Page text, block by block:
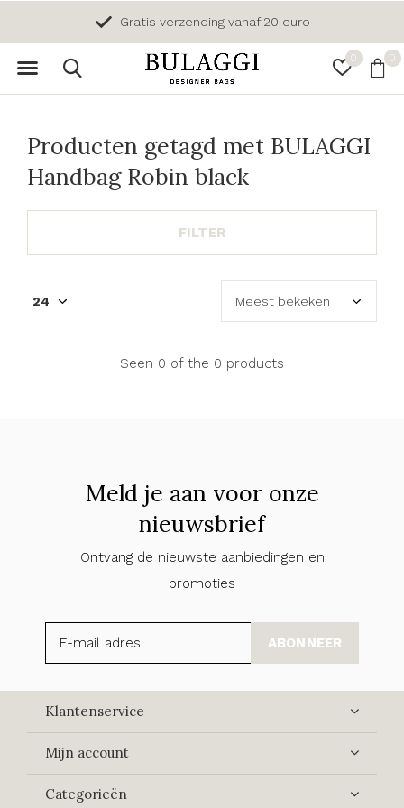
0 0
Gratis verzending vanaf 20 euro
Producten getagd met BULAGGI
Handbag Robin black
FILTER
Seen 0 of the 0 products
Meld je aan voor onze
nieuwsbrief
Ontvang de nieuwste aanbiedingen en
promoties
ABONNEER
Klantenservice
Mijn account
Categorieën